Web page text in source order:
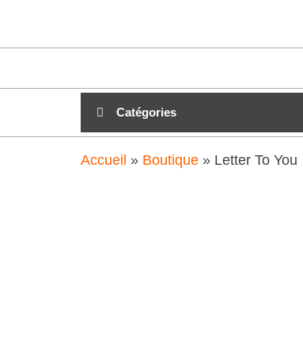
clubdial.fr
Catégories
Accueil » Boutique » Letter To You